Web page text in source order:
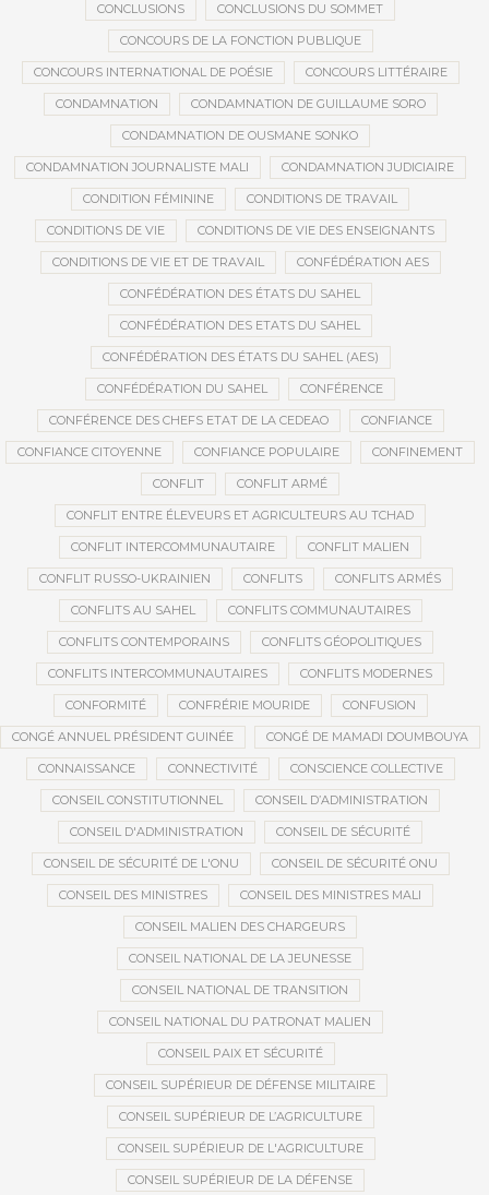
CONCLUSIONS CONCLUSIONS DU SOMMET
CONCOURS DE LA FONCTION PUBLIQUE
CONCOURS INTERNATIONAL DE POÉSIE CONCOURS LITTÉRAIRE
CONDAMNATION CONDAMNATION DE GUILLAUME SORO
CONDAMNATION DE OUSMANE SONKO
CONDAMNATION JOURNALISTE MALI CONDAMNATION JUDICIAIRE
CONDITION FÉMININE CONDITIONS DE TRAVAIL
CONDITIONS DE VIE CONDITIONS DE VIE DES ENSEIGNANTS
CONDITIONS DE VIE ET DE TRAVAIL CONFÉDÉRATION AES
CONFÉDÉRATION DES ÉTATS DU SAHEL
CONFÉDÉRATION DES ETATS DU SAHEL
CONFÉDÉRATION DES ÉTATS DU SAHEL (AES)
CONFÉDÉRATION DU SAHEL CONFÉRENCE
CONFÉRENCE DES CHEFS ETAT DE LA CEDEAO CONFIANCE
CONFIANCE CITOYENNE CONFIANCE POPULAIRE CONFINEMENT
CONFLIT CONFLIT ARMÉ
CONFLIT ENTRE ÉLEVEURS ET AGRICULTEURS AU TCHAD
CONFLIT INTERCOMMUNAUTAIRE CONFLIT MALIEN
CONFLIT RUSSO-UKRAINIEN CONFLITS CONFLITS ARMÉS
CONFLITS AU SAHEL CONFLITS COMMUNAUTAIRES
CONFLITS CONTEMPORAINS CONFLITS GÉOPOLITIQUES
CONFLITS INTERCOMMUNAUTAIRES CONFLITS MODERNES
CONFORMITÉ CONFRÉRIE MOURIDE CONFUSION
CONGÉ ANNUEL PRÉSIDENT GUINÉE CONGÉ DE MAMADI DOUMBOUYA
CONNAISSANCE CONNECTIVITÉ CONSCIENCE COLLECTIVE
CONSEIL CONSTITUTIONNEL CONSEIL D’ADMINISTRATION
CONSEIL D'ADMINISTRATION CONSEIL DE SÉCURITÉ
CONSEIL DE SÉCURITÉ DE L'ONU CONSEIL DE SÉCURITÉ ONU
CONSEIL DES MINISTRES CONSEIL DES MINISTRES MALI
CONSEIL MALIEN DES CHARGEURS
CONSEIL NATIONAL DE LA JEUNESSE
CONSEIL NATIONAL DE TRANSITION
CONSEIL NATIONAL DU PATRONAT MALIEN
CONSEIL PAIX ET SÉCURITÉ
CONSEIL SUPÉRIEUR DE DÉFENSE MILITAIRE
CONSEIL SUPÉRIEUR DE L’AGRICULTURE
CONSEIL SUPÉRIEUR DE L'AGRICULTURE
CONSEIL SUPÉRIEUR DE LA DÉFENSE